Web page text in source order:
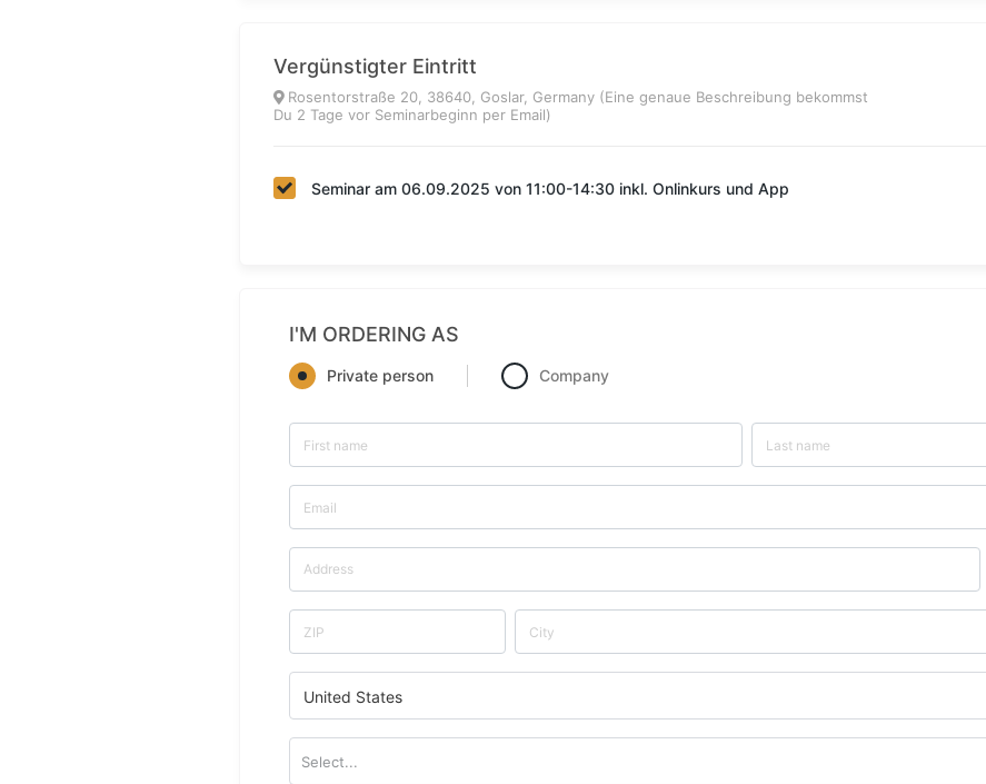
Vergünstigter Eintritt
Rosentorstraße 20, 38640, Goslar, Germany (Eine genaue Beschreibung bekommst
Du 2 Tage vor Seminarbeginn per Email)
Seminar am 06.09.2025 von 11:00-14:30 inkl. Onlinkurs und App
I'M ORDERING AS
Private person Company
United States
Select...